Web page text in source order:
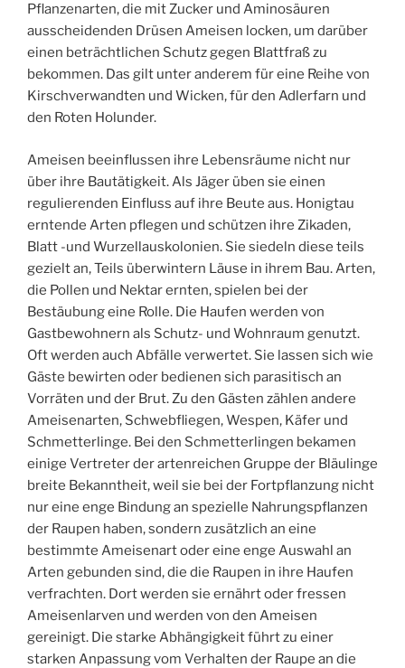
Pflanzenarten, die mit Zucker und Aminosäuren
ausscheidenden Drüsen Ameisen locken, um darüber
einen beträchtlichen Schutz gegen Blattfraß zu
bekommen. Das gilt unter anderem für eine Reihe von
Kirschverwandten und Wicken, für den Adlerfarn und
den Roten Holunder.
Ameisen beeinflussen ihre Lebensräume nicht nur
über ihre Bautätigkeit. Als Jäger üben sie einen
regulierenden Einfluss auf ihre Beute aus. Honigtau
erntende Arten pflegen und schützen ihre Zikaden,
Blatt -und Wurzellauskolonien. Sie siedeln diese teils
gezielt an, Teils überwintern Läuse in ihrem Bau. Arten,
die Pollen und Nektar ernten, spielen bei der
Bestäubung eine Rolle. Die Haufen werden von
Gastbewohnern als Schutz- und Wohnraum genutzt.
Oft werden auch Abfälle verwertet. Sie lassen sich wie
Gäste bewirten oder bedienen sich parasitisch an
Vorräten und der Brut. Zu den Gästen zählen andere
Ameisenarten, Schwebfliegen, Wespen, Käfer und
Schmetterlinge. Bei den Schmetterlingen bekamen
einige Vertreter der artenreichen Gruppe der Bläulinge
breite Bekanntheit, weil sie bei der Fortpflanzung nicht
nur eine enge Bindung an spezielle Nahrungspflanzen
der Raupen haben, sondern zusätzlich an eine
bestimmte Ameisenart oder eine enge Auswahl an
Arten gebunden sind, die die Raupen in ihre Haufen
verfrachten. Dort werden sie ernährt oder fressen
Ameisenlarven und werden von den Ameisen
gereinigt. Die starke Abhängigkeit führt zu einer
starken Anpassung vom Verhalten der Raupe an die